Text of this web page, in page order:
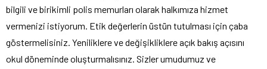
bilgili ve birikimli polis memurları olarak halkımıza hizmet
vermenizi istiyorum. Etik değerlerin üstün tutulması için çaba
göstermelisiniz. Yeniliklere ve değişikliklere açık bakış açısını
okul döneminde oluşturmalısınız. Sizler umudumuz ve